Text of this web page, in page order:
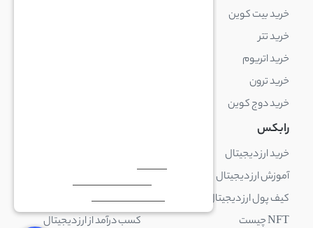
خرید بیت کوین
خرید تتر
خرید اتریوم
خرید ترون
خرید دوج کوین
رابکس
خرید ارز دیجیتال
آموزش ارز دیجیتال
کیف پول ارز دیجیتال چیست
NFT چیست
ترید چیست
کسب درآمد از ارز دیجیتال